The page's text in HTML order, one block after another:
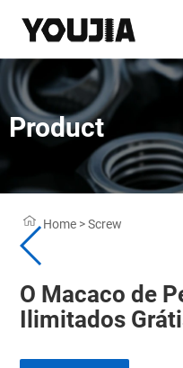
Product
Home >Screw
O Macaco de
Ilimitados